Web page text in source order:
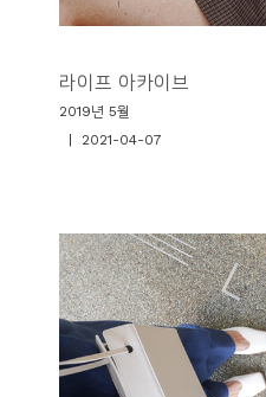
라이프 아카이브
2019년 5월
| 2021-04-07